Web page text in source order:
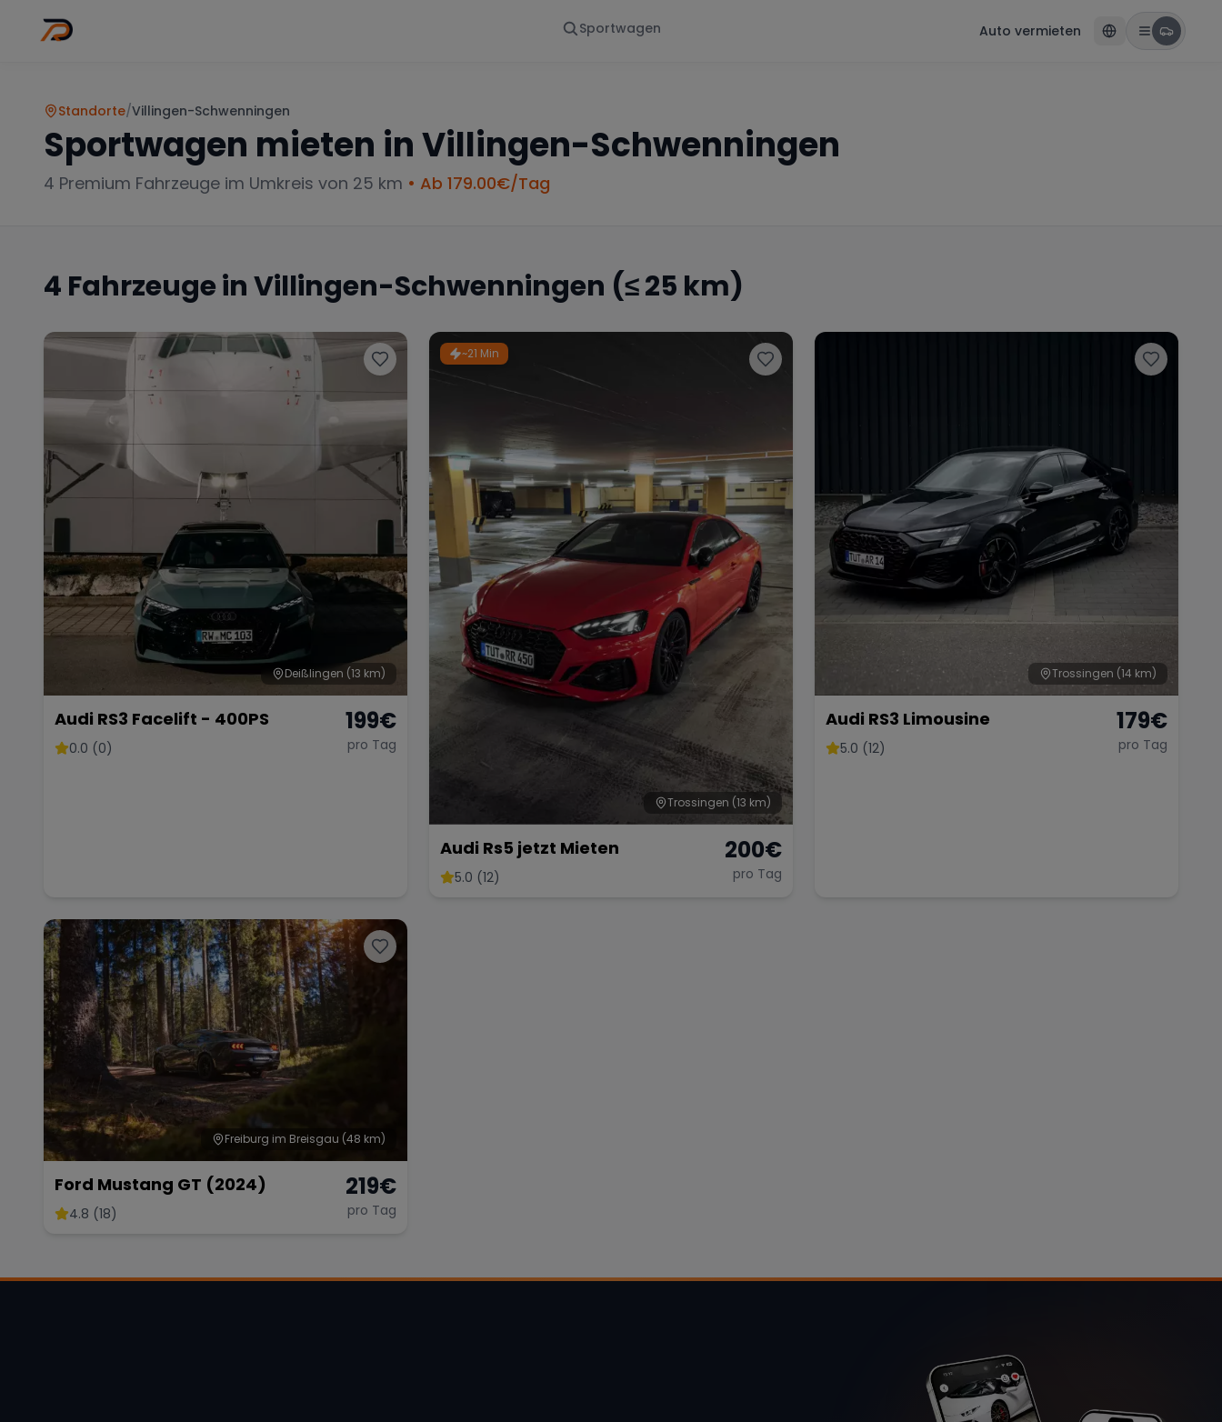
Sportwagen Auto vermieten
Standorte/Villingen-Schwenningen
Sportwagen mieten inVillingen-Schwenningen
4 Premium Fahrzeuge im Umkreis von 25 km • Ab 179.00€/Tag
4 Fahrzeuge inVillingen-Schwenningen (≤ 25 km)
Deißlingen (13 km)
Audi RS3 Facelift - 400PS
0.0 (0)
199€
pro Tag
~21 Min
Trossingen (13 km)
Audi Rs5 jetzt Mieten
5.0 (12)
200€
pro Tag
Trossingen (14 km)
Audi RS3 Limousine
5.0 (12)
179€
pro Tag
Freiburg im Breisgau (48 km)
Ford Mustang GT (2024)
4.8 (18)
219€
pro Tag